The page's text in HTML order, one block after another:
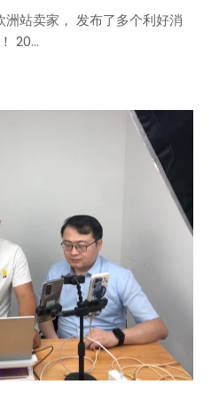
站卖家， 发布了多个利好消
20…